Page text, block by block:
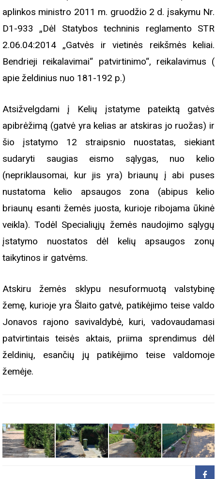
aplinkos ministro 2011 m. gruodžio 2 d. įsakymu Nr.
D1-933 „Dėl Statybos techninis reglamento STR
2.06.04:2014 „Gatvės ir vietinės reikšmės keliai.
Bendrieji reikalavimai“ patvirtinimo“, reikalavimus (
apie želdinius nuo 181-192 p.)
Atsižvelgdami į Kelių įstatyme pateiktą gatvės
apibrėžimą (gatvė yra kelias ar atskiras jo ruožas) ir
šio įstatymo 12 straipsnio nuostatas, siekiant
sudaryti saugias eismo sąlygas, nuo kelio
(nepriklausomai, kur jis yra) briaunų į abi puses
nustatoma kelio apsaugos zona (abipus kelio
briaunų esanti žemės juosta, kurioje ribojama ūkinė
veikla). Todėl Specialiųjų žemės naudojimo sąlygų
įstatymo nuostatos dėl kelių apsaugos zonų
taikytinos ir gatvėms.
Atskiru žemės sklypu nesuformuotą valstybinę
žemę, kurioje yra Šlaito gatvė, patikėjimo teise valdo
Jonavos rajono savivaldybė, kuri, vadovaudamasi
patvirtintais teisės aktais, priima sprendimus dėl
želdinių, esančių jų patikėjimo teise valdomoje
žemėje.